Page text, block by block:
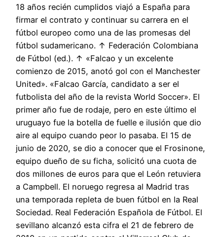
18 años recién cumplidos viajó a España para
firmar el contrato y continuar su carrera en el
fútbol europeo como una de las promesas del
fútbol sudamericano. ↑ Federación Colombiana
de Fútbol (ed.). ↑ «Falcao y un excelente
comienzo de 2015, anotó gol con el Manchester
United». «Falcao García, candidato a ser el
futbolista del año de la revista World Soccer». El
primer año fue de rodaje, pero en este último el
uruguayo fue la botella de fuelle e ilusión que dio
aire al equipo cuando peor lo pasaba. El 15 de
junio de 2020, se dio a conocer que el Frosinone,
equipo dueño de su ficha, solicitó una cuota de
dos millones de euros para que el León retuviera
a Campbell. El noruego regresa al Madrid tras
una temporada repleta de buen fútbol en la Real
Sociedad. Real Federación Española de Fútbol. El
sevillano alcanzó esta cifra el 21 de febrero de